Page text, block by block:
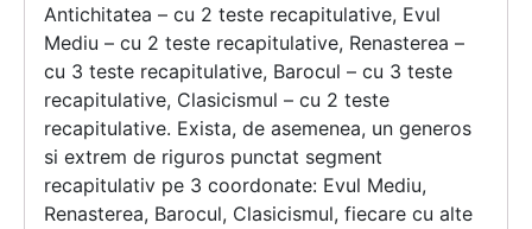
Antichitatea – cu 2 teste recapitulative, Evul
Mediu – cu 2 teste recapitulative, Renasterea –
cu 3 teste recapitulative, Barocul – cu 3 teste
recapitulative, Clasicismul – cu 2 teste
recapitulative. Exista, de asemenea, un generos
si extrem de riguros punctat segment
recapitulativ pe 3 coordonate: Evul Mediu,
Renasterea, Barocul, Clasicismul, fiecare cu alte